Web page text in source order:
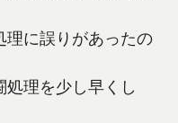
理に誤りがあったの
処理を少し早くし